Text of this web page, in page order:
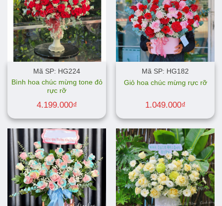
Mã SP: HG224
Bình hoa chúc mừng tone đỏ
rực rỡ
4.199.000₫
Mã SP: HG182
Giỏ hoa chúc mừng rực rỡ
1.049.000₫